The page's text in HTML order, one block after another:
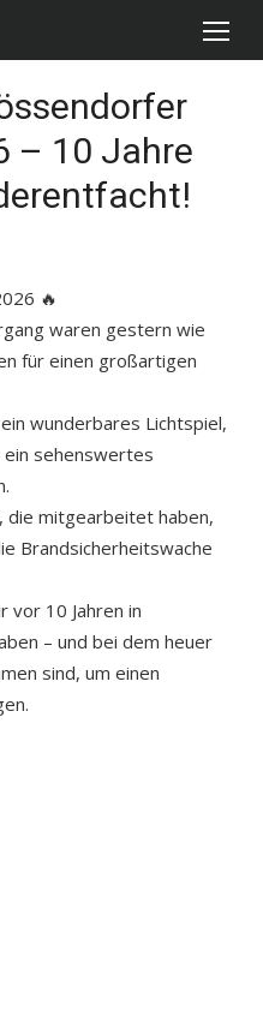
– 10 Jahre
🔥
waren gestern wie
für einen großartigen
wunderbares Lichtspiel,
sehenswertes
die mitgearbeitet haben,
Brandsicherheitswache
vor 10 Jahren in
– und bei dem heuer
sind, um einen